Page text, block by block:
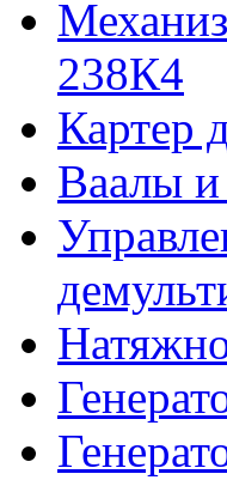
238К4
Картер
Ваалы и